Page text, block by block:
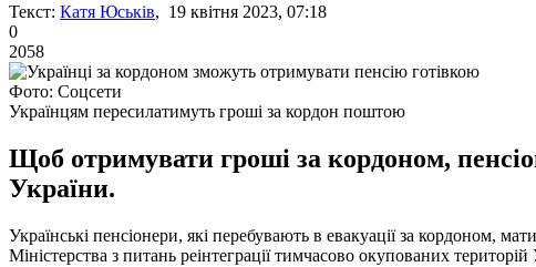
Текст: Катя Юськів, 19 квітня 2023, 07:18
0
2058
Фото: Соцсети
Українцям пересилатимуть гроші за кордон поштою
Щоб отримувати гроші за кордоном,
України.
Українські пенсіонери, які перебувають в евакуації за кордоном,
Міністерства з питань реінтеграції тимчасово окупованих територій